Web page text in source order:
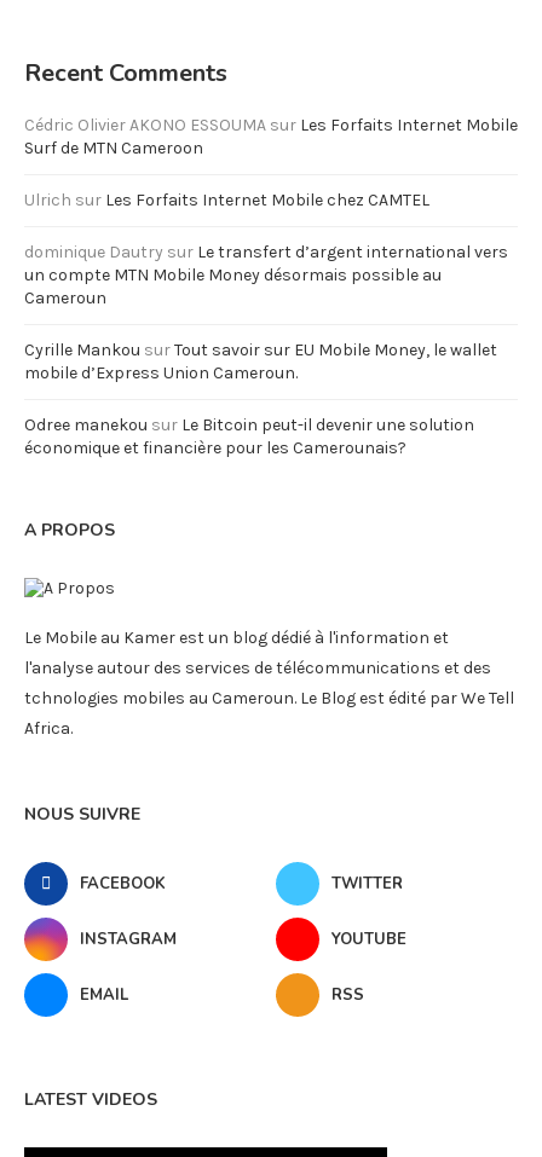
Recent Comments
Cédric Olivier AKONO ESSOUMA sur Les Forfaits Internet Mobile
Surf de MTN Cameroon
Ulrich sur Les Forfaits Internet Mobile chez CAMTEL
dominique Dautry sur Le transfert d’argent international vers
un compte MTN Mobile Money désormais possible au
Cameroun
Cyrille Mankou surTout savoir sur EU Mobile Money, le wallet
mobile d’Express Union Cameroun.
Odree manekou sur Le Bitcoin peut-il devenir une solution
économique et financière pour les Camerounais?
A PROPOS
Le Mobile au Kamer est un blog dédié à l'information et
l'analyse autour des services de télécommunications et des
tchnologies mobiles au Cameroun. Le Blog est édité par We Tell
Africa.
NOUS SUIVRE
FACEBOOK TWITTER
INSTAGRAM YOUTUBE
EMAIL RSS
LATEST VIDEOS